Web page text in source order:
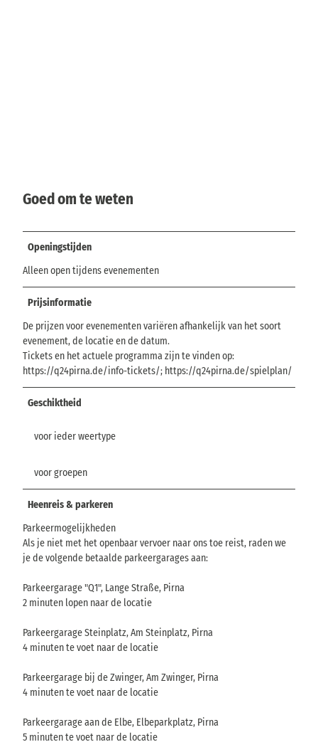
Goed om te weten
Openingstijden
Alleen open tijdens evenementen
Prijsinformatie
De prijzen voor evenementen variëren afhankelijk van het soort
evenement, de locatie en de datum.
Tickets en het actuele programma zijn te vinden op:
https://q24pirna.de/info-tickets/; https://q24pirna.de/spielplan/
Geschiktheid
voor ieder weertype
voor groepen
Heenreis & parkeren
Parkeermogelijkheden
Als je niet met het openbaar vervoer naar ons toe reist, raden we
je de volgende betaalde parkeergarages aan:
Parkeergarage "Q1", Lange Straße, Pirna
2 minuten lopen naar de locatie
Parkeergarage Steinplatz, Am Steinplatz, Pirna
4 minuten te voet naar de locatie
Parkeergarage bij de Zwinger, Am Zwinger, Pirna
4 minuten te voet naar de locatie
Parkeergarage aan de Elbe, Elbeparkplatz, Pirna
5 minuten te voet naar de locatie